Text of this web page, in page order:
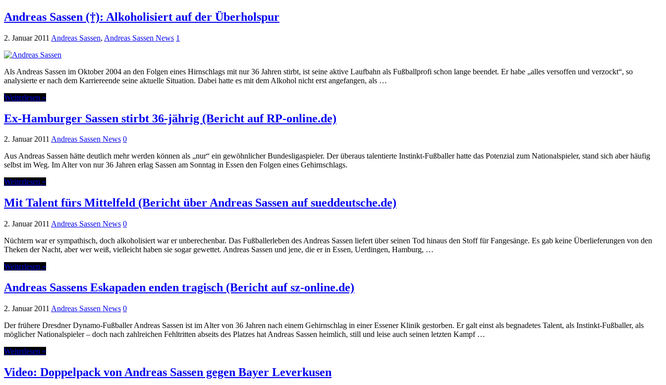
Andreas Sassen (†): Alkoholisiert auf der Überholspur
2. Januar 2011 Andreas Sassen, Andreas Sassen News 1
Als Andreas Sassen im Oktober 2004 an den Folgen eines Hirnschlags mit nur 36 Jahren stirbt, ist seine aktive Laufbahn als Fußballprofi schon lange beendet. Er habe „alles versoffen und verzockt“, so
analysierte er nach dem Karriereende seine aktuelle Situation. Dabei hatte es mit dem Alkohol nicht erst angefangen, als …
Weiterlesen »
Ex-Hamburger Sassen stirbt 36-jährig (Bericht auf RP-online.de)
2. Januar 2011 Andreas Sassen News 0
Aus Andreas Sassen hätte deutlich mehr werden können als „nur“ ein gewöhnlicher Bundesligaspieler. Der überaus talentierte Instinkt-Fußballer hatte das Potenzial zum Nationalspieler, stand sich aber häufig
selbst im Weg. Im Alter von nur 36 Jahren erlag Sassen am Sonntag in Essen den Folgen eines Gehirnschlags.
Weiterlesen »
Mit Talent fürs Mittelfeld (Bericht über Andreas Sassen auf sueddeutsche.de)
2. Januar 2011 Andreas Sassen News 0
Nüchtern war er sympathisch, doch alkoholisiert war er unberechenbar. Das Fußballerleben des Andreas Sassen liefert über seinen Tod hinaus den Stoff für Fangesänge. Es gab keine Überlieferungen von den
Theken der Nacht, aber wer weiß, vielleicht haben sie sogar gewettet. Andreas Sassen und jene, die er in Essen, Uerdingen, Hamburg, …
Weiterlesen »
Andreas Sassens Eskapaden enden tragisch (Bericht auf sz-online.de)
2. Januar 2011 Andreas Sassen News 0
Der frühere Dresdner Dynamo-Fußballer Andreas Sassen ist im Alter von 36 Jahren nach einem Gehirnschlag in einer Essener Klinik gestorben. Er galt einst als begnadetes Talent, als Instinkt-Fußballer, als
möglicher Nationalspieler – doch nach zahlreichen Fehltritten abseits des Platzes hat Andreas Sassen heimlich, still und leise auch seinen letzten Kampf …
Weiterlesen »
Video: Doppelpack von Andreas Sassen gegen Bayer Leverkusen